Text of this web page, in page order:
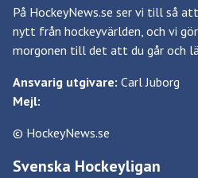
På HockeyNews.se ser vi till så
nytt från hockeyvärlden, och vi
morgonen till det att du går och
Ansvarig utgivare: Carl Juborg
Mejl:
© HockeyNews.se
Svenska Hockeyligan